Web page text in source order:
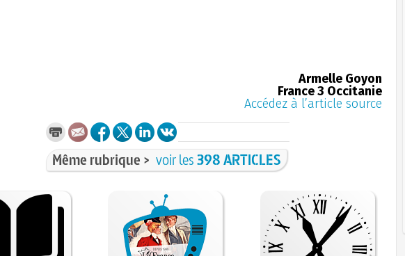
Armelle Goyon
France 3 Occitanie
Accédez à l’article source
Même rubrique > voir les398 ARTICLES